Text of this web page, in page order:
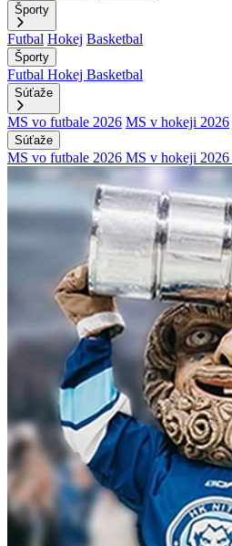
Športy
Futbal Hokej Basketbal
Športy
Futbal Hokej Basketbal
Súťaže
MS vo futbale 2026 MS v hokeji 2026
Súťaže
MS vo futbale 2026 MS v hokeji 2026